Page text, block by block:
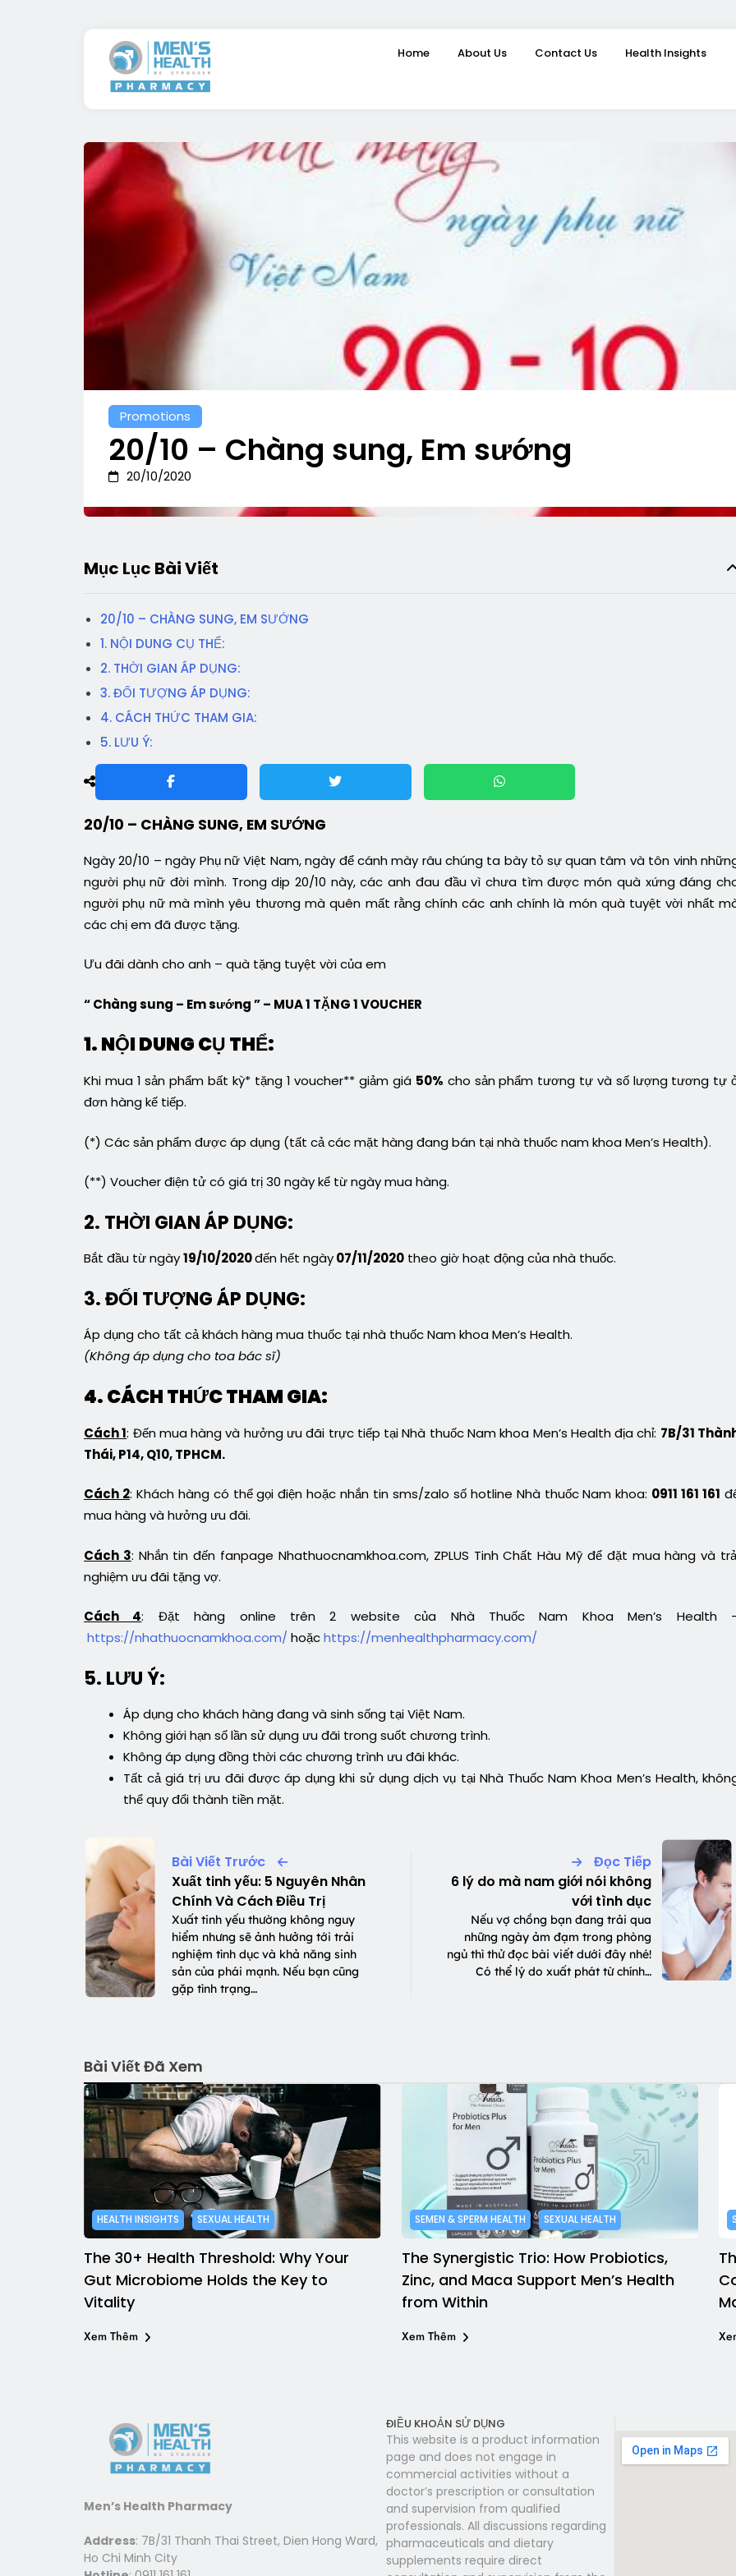
Home About Us Contact Us Health Insights
Promotions
20/10 – Chàng sung, Em sướng
20/10/2020
Mục Lục Bài Viết
20/10 – CHÀNG SUNG, EM SƯỚNG
1. NỘI DUNG CỤ THỂ:
2. THỜI GIAN ÁP DỤNG:
3. ĐỐI TƯỢNG ÁP DỤNG:
4. CÁCH THỨC THAM GIA:
5. LƯU Ý:
20/10 – CHÀNG SUNG, EM SƯỚNG
Ngày 20/10 – ngày Phụ nữ Việt Nam, ngày để cánh mày râu chúng ta bày tỏ sự quan tâm và tôn vinh
người phụ nữ đời mình. Trong dịp 20/10 này, các anh đau đầu vì chưa tìm được món quà xứng đáng
người phụ nữ mà mình yêu thương mà quên mất rằng chính các anh chính là món quà tuyệt vời nhất
các chị em đã được tặng.
Ưu đãi dành cho anh – quà tặng tuyệt vời của em
“ Chàng sung – Em sướng ” – MUA 1 TẶNG 1 VOUCHER
1. NỘI DUNG CỤ THỂ:
Khi mua 1 sản phẩm bất kỳ* tặng 1 voucher** giảm giá 50% cho sản phẩm tương tự và số lượng tương tự
đơn hàng kế tiếp.
(*) Các sản phẩm được áp dụng (tất cả các mặt hàng đang bán tại nhà thuốc nam khoa Men’s Health).
(**) Voucher điện tử có giá trị 30 ngày kể từ ngày mua hàng.
2. THỜI GIAN ÁP DỤNG:
Bắt đầu từ ngày19/10/2020đến hết ngày07/11/2020 theo giờ hoạt động của nhà thuốc.
3. ĐỐI TƯỢNG ÁP DỤNG:
Áp dụng cho tất cả khách hàng mua thuốc tại nhà thuốc Nam khoa Men’s Health.
(Không áp dụng cho toa bác sĩ)
4. CÁCH THỨC THAM GIA:
Cách 1: Đến mua hàng và hưởng ưu đãi trực tiếp tại Nhà thuốc Nam khoa Men’s Health địa chỉ: 7B/31
Thái, P14, Q10, TPHCM.
Cách 2: Khách hàng có thể gọi điện hoặc nhắn tin sms/zalo số hotline Nhà thuốc Nam khoa: 0911 161 161
mua hàng và hưởng ưu đãi.
Cách 3: Nhắn tin đến fanpage Nhathuocnamkhoa.com, ZPLUS Tinh Chất Hàu Mỹ để đặt mua hàng và
nghiệm ưu đãi tặng vợ.
Cách 4: Đặt hàng online trên 2 website của Nhà Thuốc Nam Khoa Men’s Health
https://nhathuocnamkhoa.com/ hoặchttps://menhealthpharmacy.com/
5. LƯU Ý:
Áp dụng cho khách hàng đang và sinh sống tại Việt Nam.
Không giới hạn số lần sử dụng ưu đãi trong suốt chương trình.
Không áp dụng đồng thời các chương trình ưu đãi khác.
Tất cả giá trị ưu đãi được áp dụng khi sử dụng dịch vụ tại Nhà Thuốc Nam Khoa Men’s Health,
thể quy đổi thành tiền mặt.
Bài Viết Trước
Xuất tinh yếu: 5 Nguyên Nhân
Chính Và Cách Điều Trị
Xuất tinh yếu thường không nguy
hiểm nhưng sẽ ảnh hưởng tới trải
nghiệm tình dục và khả năng sinh
sản của phái mạnh. Nếu bạn cũng
gặp tình trạng…
Đọc Tiếp
6 lý do mà nam giới nói không
với tình dục
Nếu vợ chồng bạn đang trải qua
những ngày ảm đạm trong phòng
ngủ thì thử đọc bài viết dưới đây nhé!
Có thể lý do xuất phát từ chính…
Bài Viết Đã Xem
HEALTH INSIGHTS SEXUAL HEALTH
The 30+ Health Threshold: Why Your
Gut Microbiome Holds the Key to
Vitality
Xem Thêm
SEMEN & SPERM HEALTH SEXUAL HEALTH
The Synergistic Trio: How Probiotics,
Zinc, and Maca Support Men’s Health
from Within
Xem Thêm
Men’s Health Pharmacy
Address: 7B/31 Thanh Thai Street, Dien Hong Ward,
Ho Chi Minh City
ĐIỀU KHOẢN SỬ DỤNG
This website is a product information
page and does not engage in
commercial activities without a
doctor’s prescription or consultation
and supervision from qualified
professionals. All discussions regarding
pharmaceuticals and dietary
supplements require direct